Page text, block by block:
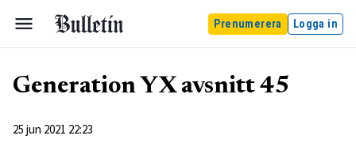
Prenumerera Logga in
Generation YX avsnitt 45
25 jun 2021 22:23